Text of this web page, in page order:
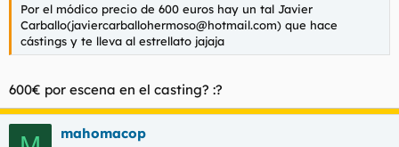
Por el módico precio de 600 euros hay un tal Javier
Carballo(javiercarballohermoso@hotmail.com) que hace
cástings y te lleva al estrellato jajaja
600€ por escena en el casting? :?
mahomacop